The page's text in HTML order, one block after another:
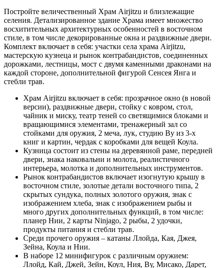
Постройте величественный Храм Airjitzu и близлежащие
селения. Детализированное здание Храма имеет множество
восхитительных архитектурных особенностей в восточном
стиле, в том числе декорированные окна и раздвижные двери.
Комплект включает в себя: участки села храма Airjitzu,
мастерскую кузнеца и рынок контрабандистов, соединенных
дорожками, лестницы, мост с двумя каменными драконами на
каждой стороне, дополнительной фигурой Сенсея Янга и
стебли трав.
Храм Airjitzu включает в себя: прозрачное окно (в новой
версии), раздвижные двери, стойку с ковром, стол,
чайник и миску, театр теней со светящимися блоками и
вращающимися элементами, тренажерный зал со
стойками для оружия, 2 меча, лук, студию Ву из 3-х
книг и картин, чердак с коробками для вещей Коула.
Кузница состоит из стены на деревянной раме, передней
двери, знака наковальни и молота, реалистичного
интерьера, молотка и дополнительных инструментов.
Рынок контрабандистов включает изогнутую крышу в
восточном стиле, золотые детали восточного типа, 2
скрытых сундука, полных золотого оружия, знак с
изображением хлеба, знак с изображением рыбы и
много других дополнительных функций, в том числе:
планер Нии, 2 карты Ninjago, 2 рыбы, 2 удочки,
продукты питания и стебли трав.
Среди прочего оружия – катаны Ллойда, Кая, Джея,
Зейна, Коула и Нии.
В наборе 12 минифигурок с различным оружием:
Ллойд, Кай, Джей, Зейн, Коул, Ния, Ву, Мисако, Дарет,